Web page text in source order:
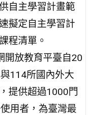
自主學習計畫範
擬定自主學習計
程清單。
開放教育平臺自20
114所國內外大
提供超過1000門
用者，為臺灣最